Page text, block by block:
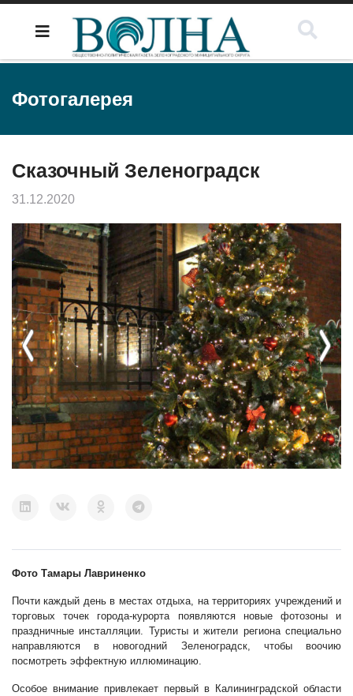
Фотогалерея
Сказочный Зеленоградск
31.12.2020
Previous Next
Фото Тамары Лавриненко
Почти каждый день в местах отдыха, на территориях учреждений и
торговых точек города-курорта появляются новые фотозоны и
праздничные инсталляции. Туристы и жители региона специально
направляются в новогодний Зеленоградск, чтобы воочию
посмотреть эффектную иллюминацию.
Особое внимание привлекает первый в Калининградской области